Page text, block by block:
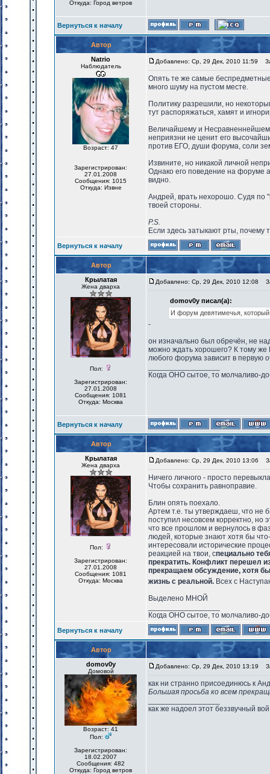
Откуда: Город ветров
Вернуться к началу
Автор
Natrio
Наблюдатель
Возраст: 47
Зарегистрирован:
27.01.2008
Сообщения: 1015
Откуда: Извне
Добавлено: Ср, 29 Дек, 2010 11:59
Опять те же самые беспредметные
много шуму на пустом месте.
Политику разрешили, но
тут распоряжаться, хамят и
Величайшему и
неприязни не ценит его
против ЕГО, души форума, соли
Извините, но никакой личной
Однако его поведение на форуме
видно.
Андрей, врать нехорошо. Судя по
твоей стороны.
P.S.
Если здесь затыкают рты, почему
Вернуться к началу
Автор
Крылатая
Жена дварха
Пол:
Зарегистрирован:
27.01.2008
Сообщения: 1081
Откуда: Москва
Добавлено: Ср, 29 Дек, 2010 12:08
domov0y писал(а):
И форум девятимечья,
-
он изначально был обречён, не
можно ждать хорошего? К тому же
любого форума зависит в первую
Когда ОНО сытое, то молчаливо-
Вернуться к началу
Автор
Крылатая
Жена дварха
Пол:
Зарегистрирован:
27.01.2008
Сообщения: 1081
Откуда: Москва
Добавлено: Ср, 29 Дек, 2010 13:06
Ничего личного - просто
Чтобы сохранить равноправие.
Блин опять поехало.
Артем т.е. ты утверждаеш, что не
поступил несовсем корректно, но
что все прошлом и вернулось в
людей, которые знают хотя бы
интересовали исторические
реакцией на твои, специально
прекратить. Конфликт перешел
прекращаем обсуждение, хотя
жизнь с реальной. Всех с
Выделено МНОЙ
Когда ОНО сытое, то молчаливо-
Вернуться к началу
Автор
domov0y
Домовой
Возраст: 41
Пол:
Зарегистрирован:
18.02.2007
Сообщения: 482
Откуда: Город ветров
Добавлено: Ср, 29 Дек, 2010 13:19
как ни странно присоединюсь к
Большая просьба ко всем
как же надоел этот беззвучный